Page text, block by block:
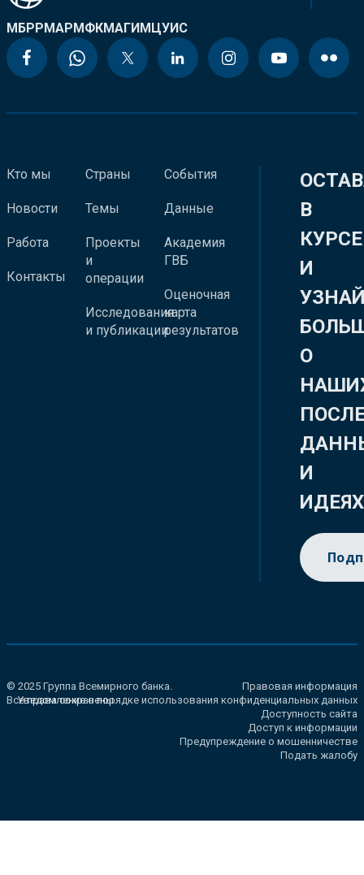
МБРРМАРМФКМАГИМЦУИС
Кто мы
Новости
Работа
Контакты
Страны
Темы
Проекты
и
операции
Исследования
и публикации
События
Данные
Академия
ГВБ
Оценочная
карта
результатов
В
КУРСЕ
И
О
И
ИДЕЯХ
© 2025 Группа Всемирного банка.
Все права сохранены.
Правовая информация
Уведомление о порядке использования конфиденциальных данных
Доступность сайта
Доступ к информации
Предупреждение о мошенничестве
Подать жалобу